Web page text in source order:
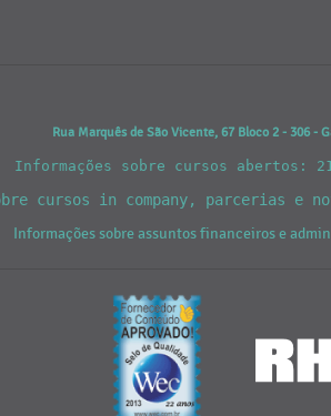
Rua Marquês de São Vicente, 67 Bloco 2 - 306 -
Informações sobre cursos abertos:
cursos in company, parcerias e
Informações sobre assuntos financeiros e